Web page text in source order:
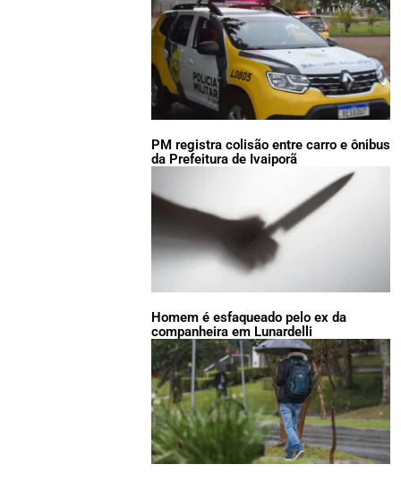
PM registra colisão entre carro e ônibus
da Prefeitura de Ivaiporã
Homem é esfaqueado pelo ex da
companheira em Lunardelli